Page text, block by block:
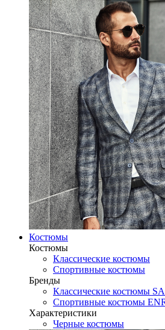
Костюмы
Костюмы
Классические костюмы
Спортивные костюмы
Бренды
Классические костюмы
Спортивные костюмы
Характеристики
Черные костюмы